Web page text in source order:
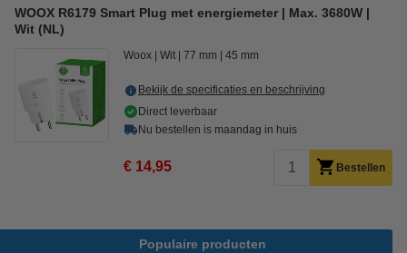
WOOX R6179 Smart Plug met energiemeter | Max. 3680W |
Wit (NL)
Woox Wit 77 mm 45 mm
Bekijk de specificaties en beschrijving
Direct leverbaar
Nu bestellen is maandag in huis
€ 14,95 Bestellen
Populaire producten